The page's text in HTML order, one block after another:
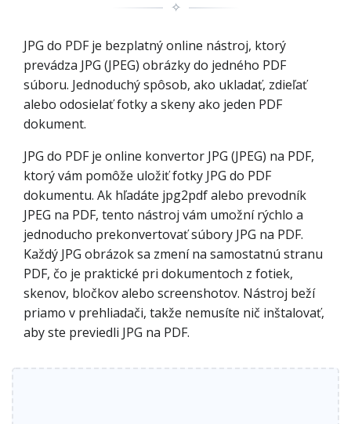
✧
JPG do PDF je bezplatný online nástroj, ktorý
prevádza JPG (JPEG) obrázky do jedného PDF
súboru. Jednoduchý spôsob, ako ukladať, zdieľať
alebo odosielať fotky a skeny ako jeden PDF
dokument.
JPG do PDF je online konvertor JPG (JPEG) na PDF,
ktorý vám pomôže uložiť fotky JPG do PDF
dokumentu. Ak hľadáte jpg2pdf alebo prevodník
JPEG na PDF, tento nástroj vám umožní rýchlo a
jednoducho prekonvertovať súbory JPG na PDF.
Každý JPG obrázok sa zmení na samostatnú stranu
PDF, čo je praktické pri dokumentoch z fotiek,
skenov, bločkov alebo screenshotov. Nástroj beží
priamo v prehliadači, takže nemusíte nič inštalovať,
aby ste previedli JPG na PDF.